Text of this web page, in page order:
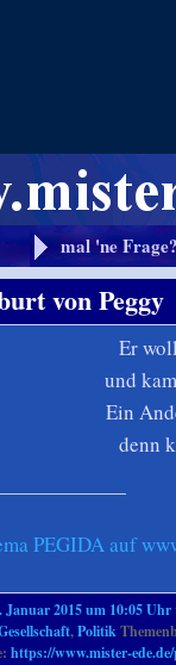
mal 'ne
von Peggy
Er
und
Ein
denn
PEGIDA auf
Januar 2015 um 10:05 Uhr
,Politik
https://www.mister-